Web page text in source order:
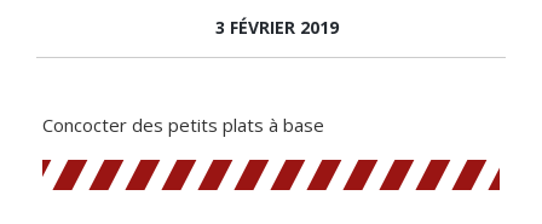
3 FÉVRIER 2019
Concocter des petits plats à base